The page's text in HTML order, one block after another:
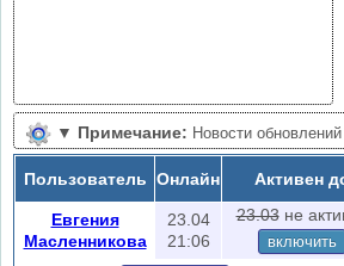
▼ Примечание: Новости
при заходе на эту страничку.
Скрытые группы находятся в
поиска скрытых сообществ.
Пользователь Онлайн Активен
Евгения
Масленникова
23.04
21:06
23.03не
включить